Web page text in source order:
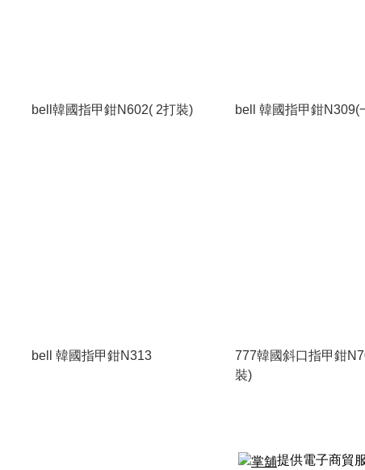
bell韓國指甲鉗N602( 2打裝) bell 韓國指甲鉗N309(
bell 韓國指甲鉗N313
777韓國斜口指甲鉗
裝)
提供電子商貿